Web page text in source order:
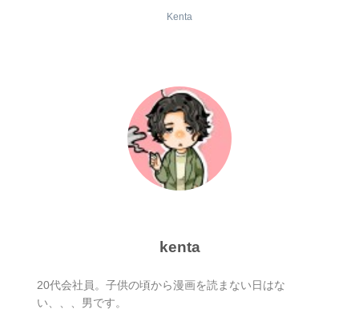
Kenta
kenta
20代会社員。子供の頃から漫画を読まない日はな
い、、、男です。